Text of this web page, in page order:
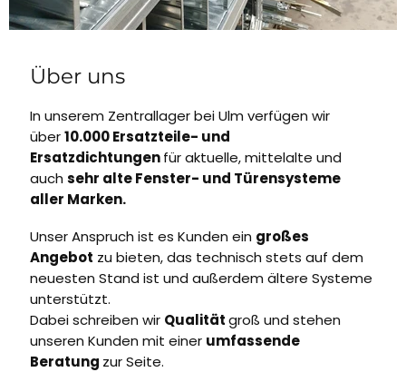
Über uns
In unserem Zentrallager bei Ulm verfügen wir
über10.000 Ersatzteile- und
Ersatzdichtungenfür aktuelle, mittelalte und
auch sehr alte Fenster- und Türensysteme
aller Marken.
Unser Anspruch ist es Kunden ein großes
Angebot zu bieten, das technisch stets auf dem
neuesten Stand ist und außerdem ältere Systeme
unterstützt.
Dabei schreiben wir Qualitätgroß und stehen
unseren Kunden mit einer umfassende
Beratung zur Seite.